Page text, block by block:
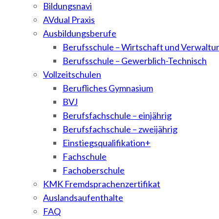
Bildungsnavi
AVdual Praxis
Ausbildungsberufe
Berufsschule – Wirtschaft und
Berufsschule – Gewerblich-Technisch
Vollzeitschulen
Berufliches Gymnasium
BVJ
Berufsfachschule – einjährig
Berufsfachschule – zweijährig
Einstiegsqualifikation+
Fachschule
Fachoberschule
KMK Fremdsprachenzertifikat
Auslandsaufenthalte
FAQ